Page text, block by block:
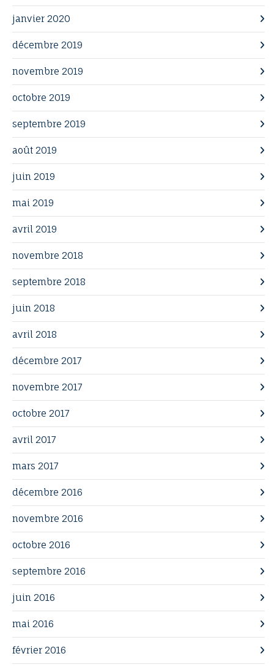
janvier 2020
décembre 2019
novembre 2019
octobre 2019
septembre 2019
août 2019
juin 2019
mai 2019
avril 2019
novembre 2018
septembre 2018
juin 2018
avril 2018
décembre 2017
novembre 2017
octobre 2017
avril 2017
mars 2017
décembre 2016
novembre 2016
octobre 2016
septembre 2016
juin 2016
mai 2016
février 2016